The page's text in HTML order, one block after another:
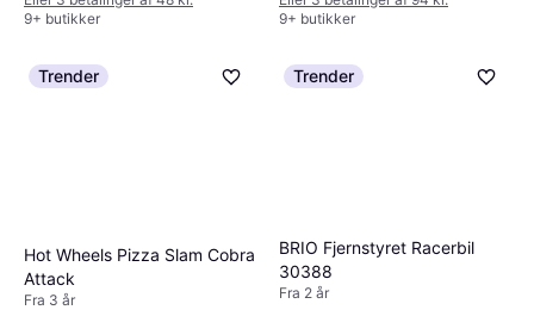
9+ butikker
9+ butikker
Trender
Hot Wheels Pizza Slam Cobra
Attack
Fra 3 år
Trender
BRIO Fjernstyret Racerbil
30388
Fra 2 år